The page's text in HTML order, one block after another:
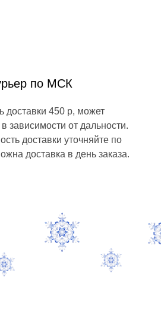
по МСК
доставки 450 р, может
зависимости от дальности.
доставки уточняйте по
доставка в день заказа.